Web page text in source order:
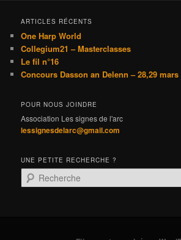
ARTICLES RÉCENTS
One Harp World
Collegium21 – Masterclasses
Le fil n°16
Concours Dasson an Delenn – 28,29 mars
POUR NOUS JOINDRE
Association Les signes de l'arc
lessignesdelarc@gmail.com
UNE PETITE RECHERCHE ?
e